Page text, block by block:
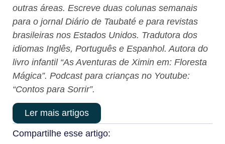
outras áreas. Escreve duas colunas semanais
para o jornal Diário de Taubaté e para revistas
brasileiras nos Estados Unidos. Tradutora dos
idiomas Inglês, Português e Espanhol. Autora do
livro infantil “As Aventuras de Ximin em: Floresta
Mágica”. Podcast para crianças no Youtube:
“Contos para Sorrir”.
Ler mais artigos
Compartilhe esse artigo: